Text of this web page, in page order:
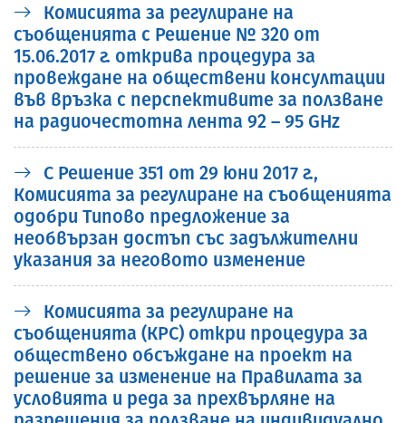
Комисията за регулиране на
съобщенията с Решение № 320 от
15.06.2017 г. открива процедура за
провеждане на обществени консултации
във връзка с перспективите за ползване
на радиочестотна лента 92 – 95 GHz
С Решение 351 от 29 юни 2017 г.,
Комисията за регулиране на съобщенията
одобри Типово предложение за
необвързан достъп със задължителни
указания за неговото изменение
Комисията за регулиране на
съобщенията (КРС) откри процедура за
обществено обсъждане на проект на
решение за изменение на Правилата за
условията и реда за прехвърляне на